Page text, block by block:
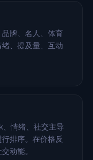
牌、名人、体育
、提及量、互动
情绪、社交主导
排序。在价格反
动能。